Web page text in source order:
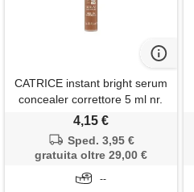
CATRICE instant bright serum
concealer correttore 5 ml nr.
092w
4,15 €
Sped. 3,95 €
gratuita oltre 29,00 €
--